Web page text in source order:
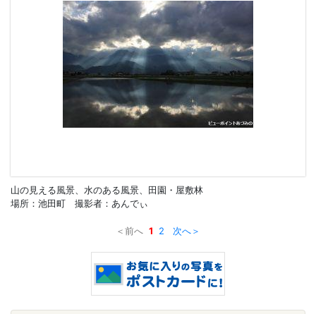
山の見える風景、水のある風景、田園・屋敷林
場所：池田町 撮影者：あんでぃ
＜前へ 1 2 次へ＞